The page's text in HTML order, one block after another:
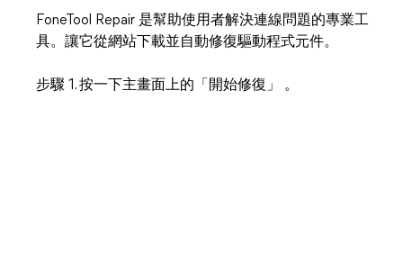
FoneTool Repair 是幫助使用者解決連線問題的專業工
具。讓它從網站下載並自動修復驅動程式元件。
步驟 1. 按一下主畫面上的「開始修復」 。